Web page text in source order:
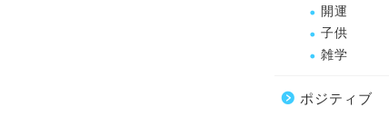
開運
子供
雑学
ポジティブ